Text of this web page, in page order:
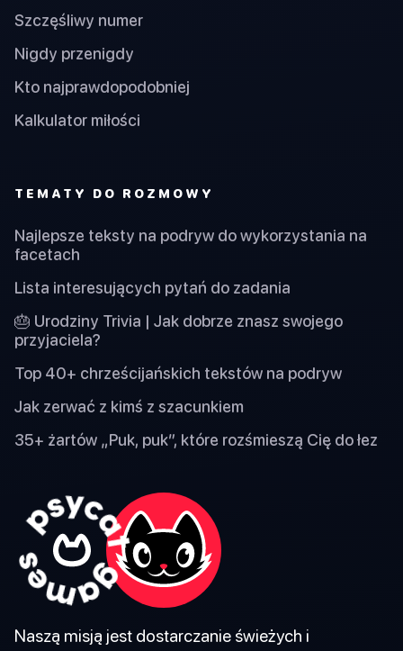
Szczęśliwy numer
Nigdy przenigdy
Kto najprawdopodobniej
Kalkulator miłości
TEMATY DO ROZMOWY
Najlepsze teksty na podryw do wykorzystania na
facetach
Lista interesujących pytań do zadania
🎂 Urodziny Trivia | Jak dobrze znasz swojego
przyjaciela?
Top 40+ chrześcijańskich tekstów na podryw
Jak zerwać z kimś z szacunkiem
35+ żartów „Puk, puk”, które rozśmieszą Cię do łez
Naszą misją jest dostarczanie świeżych i